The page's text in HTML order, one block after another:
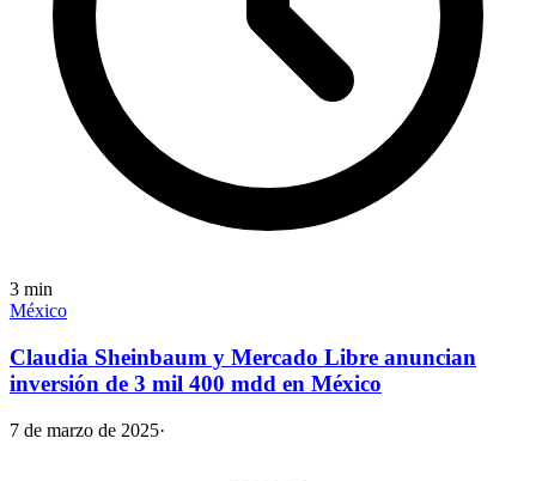
3 min
México
Claudia Sheinbaum y Mercado Libre anuncian
inversión de 3 mil 400 mdd en México
7 de marzo de 2025·